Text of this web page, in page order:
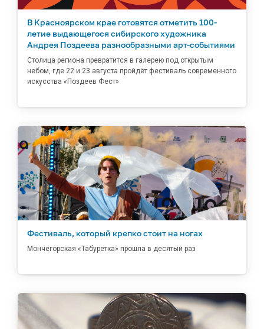
В Красноярском крае готовятся отметить 100-
летие выдающегося сибирского художника
Андрея Поздеева разнообразными арт-событиями
Столица региона превратится в галерею под открытым
небом, где 22 и 23 августа пройдёт фестиваль современного
искусства «Поздеев Фест»
Фестиваль, который крепко стоит на ногах
Мончегорская «Табуретка» прошла в десятый раз